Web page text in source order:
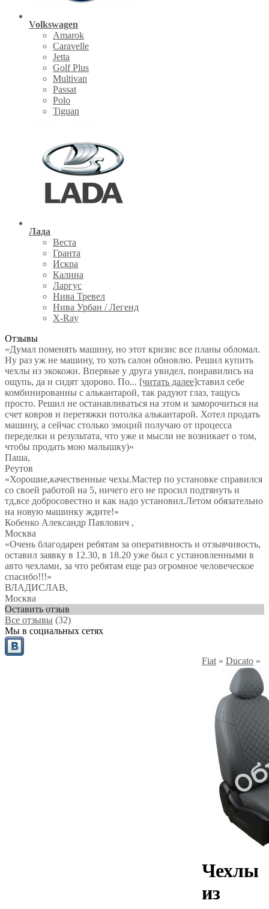
Volkswagen
Amarok
Caravelle
Jetta
Golf Plus
Multivan
Passat
Polo
Tiguan
Лада
Веста
Гранта
Искра
Калина
Ларгус
Нива Тревел
Нива Урбан / Легенд
X-Ray
Отзывы
«Думал поменять машину, но этот кризис все планы обломал.
Ну раз уж не машину, то хоть салон обновлю. Решил купить
чехлы из экокожи. Впервые у друга увидел, понравились на
ощупь, да и сидят здорово. По... [читать далее]ставил себе
комбинированны с алькантарой, так радуют глаз, тащусь
просто. Решил не останавливаться на этом и заморочиться на
счет ковров и перетяжки потолка алькантарой. Хотел продать
машину, а сейчас столько эмоций получаю от процесса
переделки и результата, что уже и мысли не возникает о том,
чтобы продать мою малышку)»
Паша,
Реутов
«Хорошие,качественные чехы.Мастер по установке справился
со своей работой на 5, ничего его не просил подтянуть и
тд,все добросовестно и как надо установил.Летом обязательно
на новую машинку ждите!»
Кобенко Александр Павлович ,
Москва
«Очень благодарен ребятам за оперативность и отзывчивость,
оставил заявку в 12.30, в 18.20 уже был с установленными в
авто чехлами, за что ребятам еще раз огромное человеческое
спасибо!!!»
ВЛАДИСЛАВ,
Москва
Оставить отзыв
Все отзывы (32)
Мы в социальных сетях
Fiat » Ducato »
Чехлы
из